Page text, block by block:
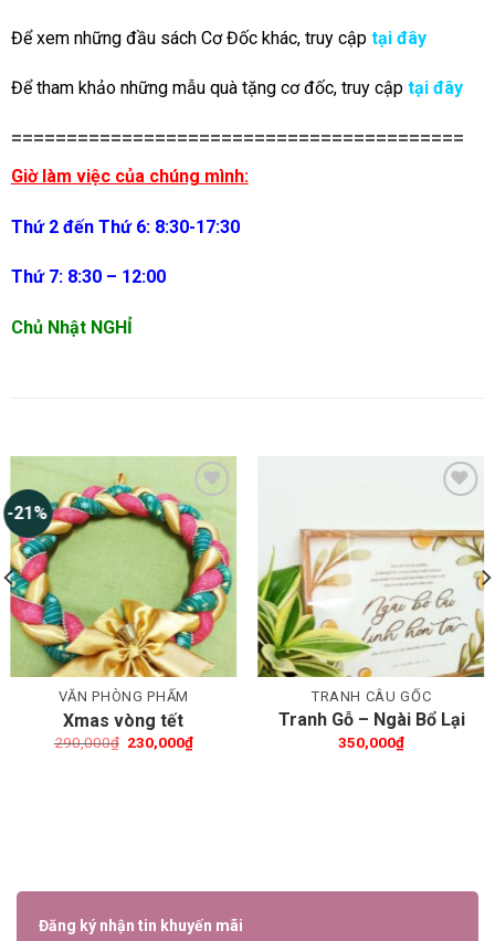
Để xem những đầu sách Cơ Đốc khác, truy cập tại đây
Để tham khảo những mẫu quà tặng cơ đốc, truy cập tại đây
=========================================
Giờ làm việc của chúng mình:
Thứ 2 đến Thứ 6: 8:30-17:30
Thứ 7: 8:30 – 12:00
Chủ Nhật NGHỈ
-21%
Thêm wishlist
VĂN PHÒNG PHẨM
Xmas vòng tết
290,000₫ Giá
230,000₫Giá
hiện
Thêm wishlist
TRANH CÂU GỐC
Tranh Gỗ – Ngài Bổ Lại
Linh Hồn Tôi
350,000₫
Đăng ký nhận tin khuyến mãi